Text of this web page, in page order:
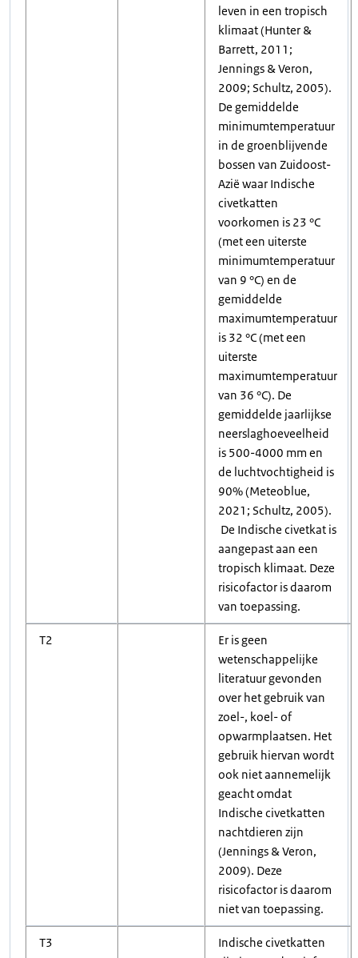
leven in een tropisch
klimaat (Hunter &
Barrett, 2011;
Jennings & Veron,
2009; Schultz, 2005).
De gemiddelde
minimumtemperatuur
in de groenblijvende
bossen van Zuidoost-
Azië waar Indische
civetkatten
voorkomen is 23 °C
(met een uiterste
minimumtemperatuur
van 9 °C) en de
gemiddelde
maximumtemperatuur
is 32 °C (met een
uiterste
maximumtemperatuur
van 36 °C). De
gemiddelde jaarlijkse
neerslaghoeveelheid
is 500-4000 mm en
de luchtvochtigheid is
90% (Meteoblue,
2021; Schultz, 2005).
De Indische civetkat is
aangepast aan een
tropisch klimaat. Deze
risicofactor is daarom
van toepassing.
T2
Er is geen
wetenschappelijke
literatuur gevonden
over het gebruik van
zoel-, koel- of
opwarmplaatsen. Het
gebruik hiervan wordt
ook niet aannemelijk
geacht omdat
Indische civetkatten
nachtdieren zijn
(Jennings & Veron,
2009). Deze
risicofactor is daarom
niet van toepassing.
T3
Indische civetkatten